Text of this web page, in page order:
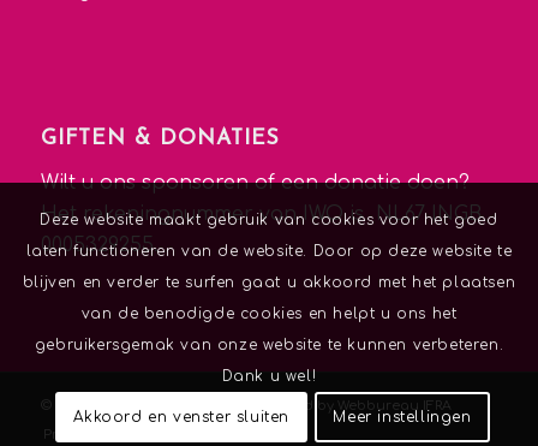
GIFTEN & DONATIES
Wilt u ons sponsoren of een donatie doen?
Het rekeningnummer van IWO is NL67 INGB
0005329255.
© Copyright -
Powered by Webbureau IFRA
Privacybeleid
Deze website maakt gebruik van cookies voor het goed
laten functioneren van de website. Door op deze website te
blijven en verder te surfen gaat u akkoord met het plaatsen
van de benodigde cookies en helpt u ons het
gebruikersgemak van onze website te kunnen verbeteren.
Dank u wel!
Akkoord en venster sluiten Meer instellingen